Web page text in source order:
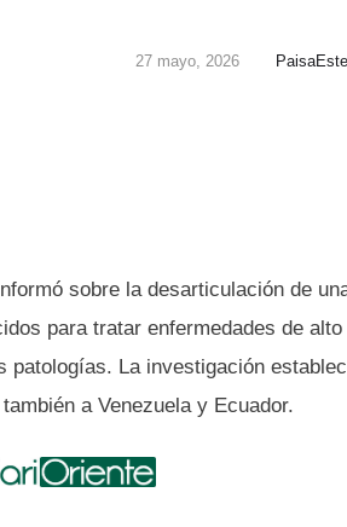
27 mayo, 2026
sobre la desarticulación de
para tratar enfermedades de
patologías. La investigación
a Venezuela y Ecuador.